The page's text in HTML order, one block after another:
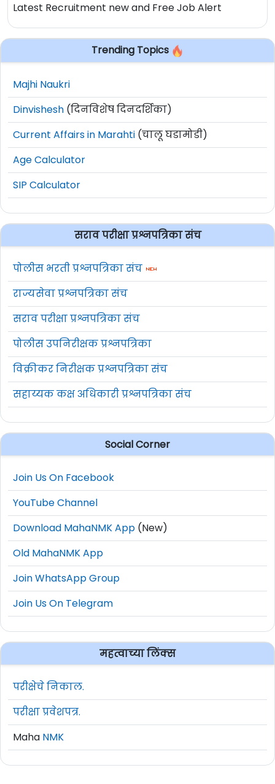
Latest Recruitment new and Free Job Alert
Trending Topics
Majhi Naukri
Dinvishesh (दिनविशेष दिनदर्शिका)
Current Affairs in Marahti (चालू घडामोडी)
Age Calculator
SIP Calculator
सराव परीक्षा प्रश्नपत्रिका संच
पोलीस भरती प्रश्नपत्रिका संच
राज्यसेवा प्रश्नपत्रिका संच
सराव परीक्षा प्रश्नपत्रिका संच
पोलीस उपनिरीक्षक प्रश्नपत्रिका
विक्रीकर निरीक्षक प्रश्नपत्रिका संच
सहाय्यक कक्ष अधिकारी प्रश्नपत्रिका संच
Social Corner
Join Us On Facebook
YouTube Channel
Download MahaNMK App (New)
Old MahaNMK App
Join WhatsApp Group
Join Us On Telegram
महत्वाच्या लिंक्स
परीक्षेचे निकाल.
परीक्षा प्रवेशपत्र.
Maha NMK